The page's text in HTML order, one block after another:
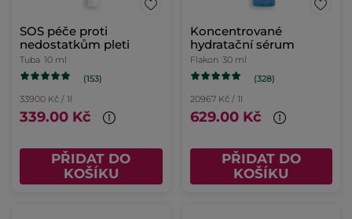
SOS péče proti
nedostatkům pleti
Tuba 10 ml
(153)
33900 Kč / 1l
339.00 Kč
PŘIDAT DO
KOŠÍKU
Koncentrované
hydratační sérum
Flakon 30 ml
(328)
20967 Kč / 1l
629.00 Kč
PŘIDAT DO
KOŠÍKU